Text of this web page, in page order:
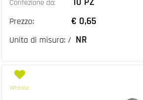
Confezione da:
Prezzo: € 0,65
Unita di misura: / NR
Wishlist